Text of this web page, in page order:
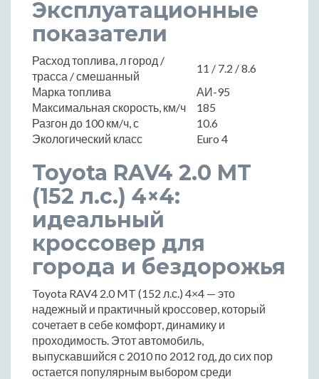
Эксплуатационные
показатели
Расход топлива, л город /
трасса / смешанный
11 / 7.2 / 8.6
Марка топлива
АИ-95
Максимальная скорость, км/ч
185
Разгон до 100 км/ч, с
10.6
Экологический класс
Euro 4
Toyota RAV4 2.0 MT
(152 л.с.) 4×4:
идеальный
кроссовер для
города и бездорожья
Toyota RAV4 2.0 MT (152 л.с.) 4×4 — это
надежный и практичный кроссовер, который
сочетает в себе комфорт, динамику и
проходимость. Этот автомобиль,
выпускавшийся с 2010 по 2012 год, до сих пор
остается популярным выбором среди